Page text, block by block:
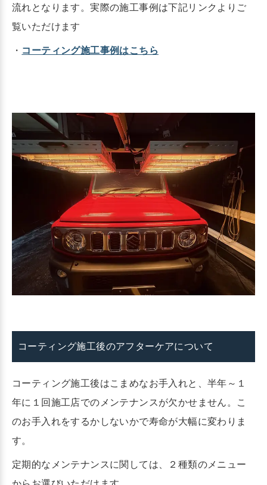
流れとなります。実際の施工事例は下記リンクよりご
覧いただけます
・ コーティング施工事例はこちら
コーティング施工後のアフターケアについて
コーティング施工後はこまめなお手入れと、半年～１
年に１回施工店でのメンテナンスが欠かせません。こ
のお手入れをするかしないかで寿命が大幅に変わりま
す。
定期的なメンテナンスに関しては、２種類のメニュー